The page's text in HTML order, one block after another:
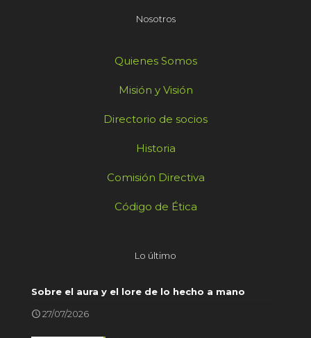
Nosotros
Quienes Somos
Misión y Visión
Directorio de socios
Historia
Comisión Directiva
Código de Ética
Lo último
Sobre el aura y el lore de lo hecho a mano
27/07/2026